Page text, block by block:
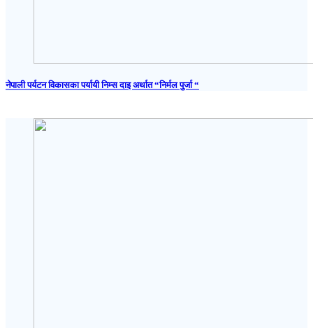
नेपाली पर्यटन विकासका पर्यायी निम्स दाइ अर्थात “निर्मल पुर्जा “